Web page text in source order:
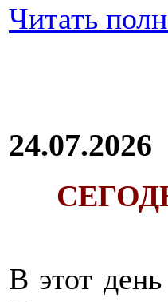
Читать
24.07.2026
В этот